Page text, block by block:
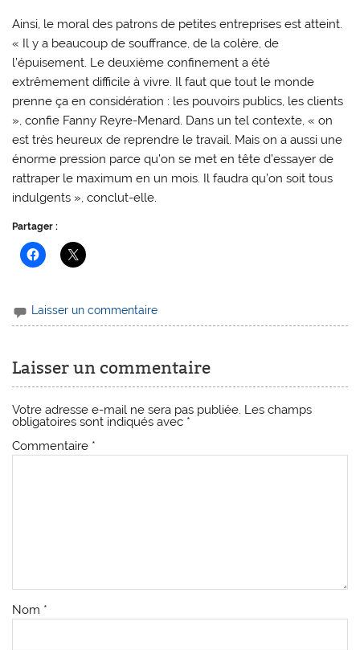
Ainsi, le moral des patrons de petites entreprises est atteint.
« Il y a beaucoup de souffrance, de la colère, de
l’épuisement. Le deuxième confinement a été
extrêmement difficile à vivre. Il faut que tout le monde
prenne ça en considération : les pouvoirs publics, les clients
», confie Fanny Reyre-Menard. Dans un tel contexte, « on
est très heureux de reprendre le travail. Mais on a aussi une
énorme pression parce qu’on se met en tête d’essayer de
rattraper le maximum en un mois. Il faudra qu’on soit tous
indulgents », conclut-elle.
Partager :
Laisser un commentaire
Laisser un commentaire
Votre adresse e-mail ne sera pas publiée. Les champs
obligatoires sont indiqués avec *
Commentaire *
Nom *